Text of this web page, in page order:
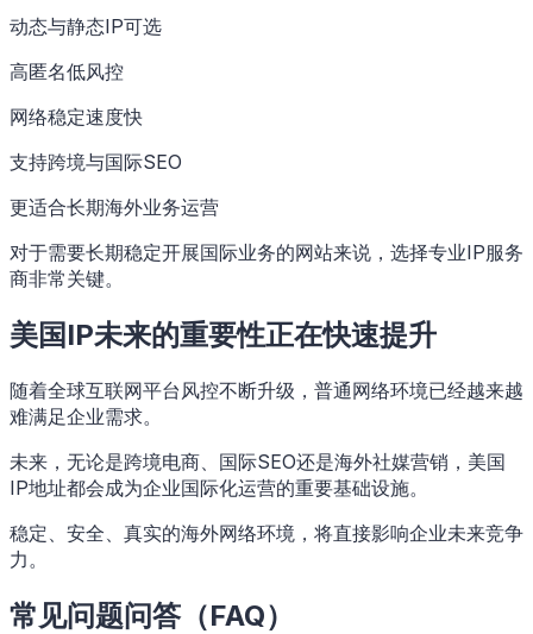
动态与静态IP可选
高匿名低风控
网络稳定速度快
支持跨境与国际SEO
更适合长期海外业务运营
对于需要长期稳定开展国际业务的网站来说，选择专业IP服务
商非常关键。
美国IP未来的重要性正在快速提升
随着全球互联网平台风控不断升级，普通网络环境已经越来越
难满足企业需求。
未来，无论是跨境电商、国际SEO还是海外社媒营销，美国
IP地址都会成为企业国际化运营的重要基础设施。
稳定、安全、真实的海外网络环境，将直接影响企业未来竞争
力。
常见问题问答（FAQ）